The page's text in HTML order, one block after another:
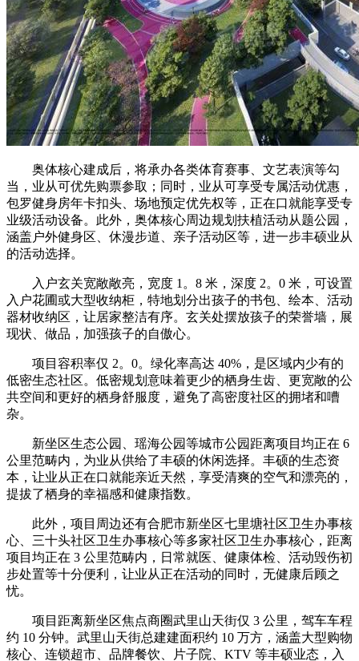
奥体核心建成后，将承办各类体育赛事、文艺表演等勾
当，业从可优先购票参取；同时，业从可享受专属活动优惠，
包罗健身房年卡扣头、场地预定优先权等，正在口就能享受专
业级活动设备。此外，奥体核心周边规划扶植活动从题公园，
涵盖户外健身区、休漫步道、亲子活动区等，进一步丰硕业从
的活动选择。
入户玄关宽敞敞亮，宽度 1。8 米，深度 2。0 米，可设置
入户花圃或大型收纳柜，特地划分出孩子的书包、绘本、活动
器材收纳区，让居家整洁有序。玄关处摆放孩子的荣誉墙，展
现状、做品，加强孩子的自傲心。
项目容积率仅 2。0。绿化率高达 40%，是区域内少有的
低密生态社区。低密规划意味着更少的栖身生齿、更宽敞的公
共空间和更好的栖身舒服度，避免了高密度社区的拥堵和嘈
杂。
新坐区生态公园、瑶海公园等城市公园距离项目均正在 6
公里范畴内，为业从供给了丰硕的休闲选择。丰硕的生态资
本，让业从正在口就能亲近天然，享受清爽的空气和漂亮的，
提拔了栖身的幸福感和健康指数。
此外，项目周边还有合肥市新坐区七里塘社区卫生办事核
心、三十头社区卫生办事核心等多家社区卫生办事核心，距离
项目均正在 3 公里范畴内，日常就医、健康体检、活动毁伤初
步处置等十分便利，让业从正在活动的同时，无健康后顾之
忧。
项目距离新坐区焦点商圈武里山天街仅 3 公里，驾车车程
约 10 分钟。武里山天街总建建面积约 10 万方，涵盖大型购物
核心、连锁超市、品牌餐饮、片子院、KTV 等丰硕业态，入